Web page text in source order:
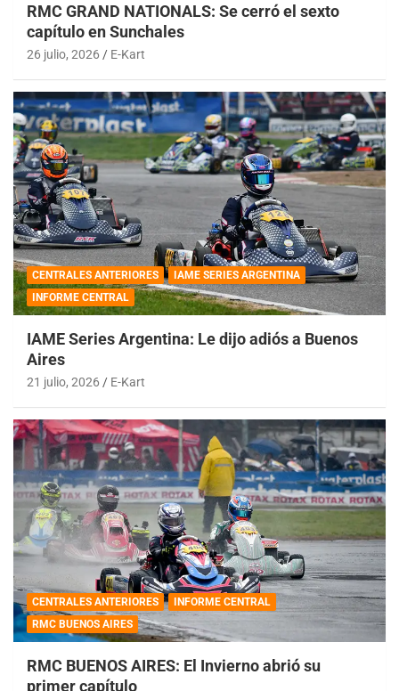
RMC GRAND NATIONALS: Se cerró el sexto
capítulo en Sunchales
26 julio, 2026 E-Kart
CENTRALES ANTERIORES
IAME SERIES ARGENTINA
INFORME CENTRAL
IAME Series Argentina: Le dijo adiós a Buenos
Aires
21 julio, 2026 E-Kart
CENTRALES ANTERIORES
INFORME CENTRAL
RMC BUENOS AIRES
RMC BUENOS AIRES: El Invierno abrió su
primer capítulo